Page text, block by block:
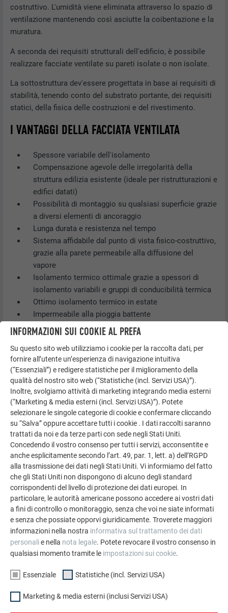
costruttivo. L'umidità viene eliminata attraverso lo spazio di
ventilazione mantenendo così asciutte la coibentazione e la
muratura.
A seconda dei requisiti strutturali dell'edificio, è possibile
realizzare facciate ventilate su pareti isolate o non isolate.
La sottostruttura dev'essere progettata in base ai requisiti di
stabilità, tenendo conto del substrato portante, dei requisiti
statici, della fisica delle costruzioni e del rivestimento.
I VANTAGGI DELLA FACCIATA VENTILATA
Spessore variabile dell'isolamento
Compensazione agevole delle irregolarità della
struttura edilizia esistente (ideale per ristrutturazioni e
edifici datati)
Possibilità di montaggio su qualsiasi superficie grazie
a diversi elementi di ancoraggio
Lunga durata e resistenza nel tempo
Sistema affidabile dal punto di vista fisico-costruttivo,
grazie alla parete permeabile alla diffusione del
vapore
Isolamento termico ottimale grazie a spessori di
isolamento variabili e gruppi di conducibilità termica
Ottimo isolamento termico in estate
Impermeabile alla pioggia battente
Sostenibilità, grazie alla separazione dei singoli
INFORMAZIONI SUI COOKIE AL PREFA
Su questo sito web utilizziamo i cookie per la raccolta dati, per
fornire all’utente un’esperienza di navigazione intuitiva
(“Essenziali”) e redigere statistiche per il miglioramento della
qualità del nostro sito web (“Statistiche (incl. Servizi USA)”).
Inoltre, svolgiamo attività di marketing integrando media esterni
(“Marketing & media esterni (incl. Servizi USA)”). Potete
selezionare le singole categorie di cookie e confermare cliccando
su “Salva” oppure accettare tutti i cookie . I dati raccolti saranno
trattati da noi e da terze parti con sede negli Stati Uniti.
Concedendo il vostro consenso per tutti i servizi, acconsentite e
anche esplicitamente secondo l’art. 49, par. 1, lett. a) dell’RGPD
alla trasmissione dei dati negli Stati Uniti. Vi informiamo del fatto
che gli Stati Uniti non dispongono di alcuno degli standard
corrispondenti del livello di protezione dei dati europei. In
particolare, le autorità americane possono accedere ai vostri dati
a fini di controllo o monitoraggio, senza che voi ne siate informati
e senza che possiate opporvi giuridicamente. Troverete maggiori
informazioni nella nostra informativa sul trattamento dei dati
personalie nella nota legale. Potete revocare il vostro consenso in
qualsiasi momento tramite le impostazioni sui cookie.
Essenziale Statistiche (incl. Servizi USA)
Marketing & media esterni (inclusi Servizi USA)